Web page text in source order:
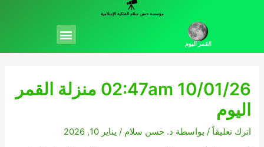
مؤسسة حسن سلام الفلكية الإسلامية
القمر اليوم
Menu
02:47am 10/01/26 منزلة القمر
اليوم
اترك تعليقاً / بواسطة د. حسن سلام/ يناير 10, 2026